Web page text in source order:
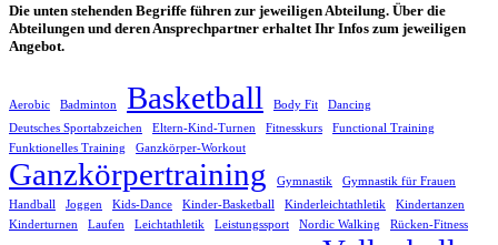
Die unten stehenden Begriffe führen zur jeweiligen Abteilung. Über die
Abteilungen und deren Ansprechpartner erhaltet Ihr Infos zum jeweiligen
Angebot.
Aerobic Badminton Basketball Body Fit
Dancing
Deutsches Sportabzeichen
Eltern-Kind-Turnen Fitnesskurs
Functional Training
Funktionelles Training
Ganzkörper-Workout
Ganzkörpertraining Gymnastik
Gymnastik für Frauen
Handball
Joggen Kids-Dance Kinder-Basketball Kinderleichtathletik
Kindertanzen
Kinderturnen
Laufen Leichtathletik Leistungssport Nordic Walking Rücken-Fitness